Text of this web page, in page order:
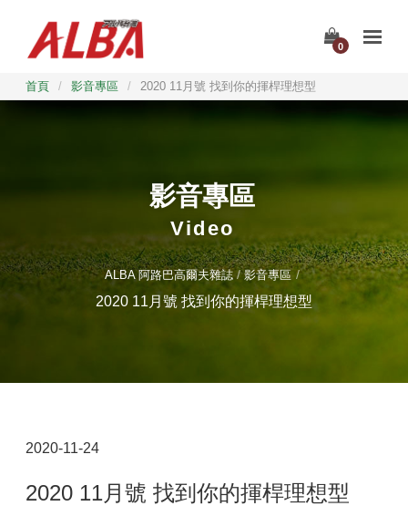
0
首頁 / 影音專區 / 2020 11月號 找到你的揮桿理想型
影音專區
Video
ALBA 阿路巴高爾夫雜誌 影音專區
2020 11月號 找到你的揮桿理想型
2020-11-24
2020 11月號 找到你的揮桿理想型